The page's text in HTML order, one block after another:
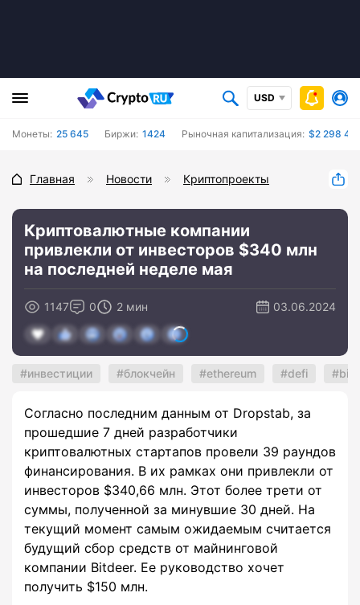
USD
Монеты: 25 645 Биржи: 1424 Рыночная капитализация: $2 298
Главная Новости Криптопроекты
Криптовалютные компании
привлекли от инвесторов $340 млн
на последней неделе мая
1147 0 2 мин 03.06.2024
инвестиции блокчейн ethereum defi
Согласно последним данным от Dropstab, за
прошедшие 7 дней разработчики
криптовалютных стартапов провели 39 раундов
финансирования. В их рамках они привлекли от
инвесторов $340,66 млн. Этот более трети от
суммы, полученной за минувшие 30 дней. На
текущий момент самым ожидаемым считается
будущий сбор средств от майнинговой
компании Bitdeer. Ее руководство хочет
получить $150 млн.